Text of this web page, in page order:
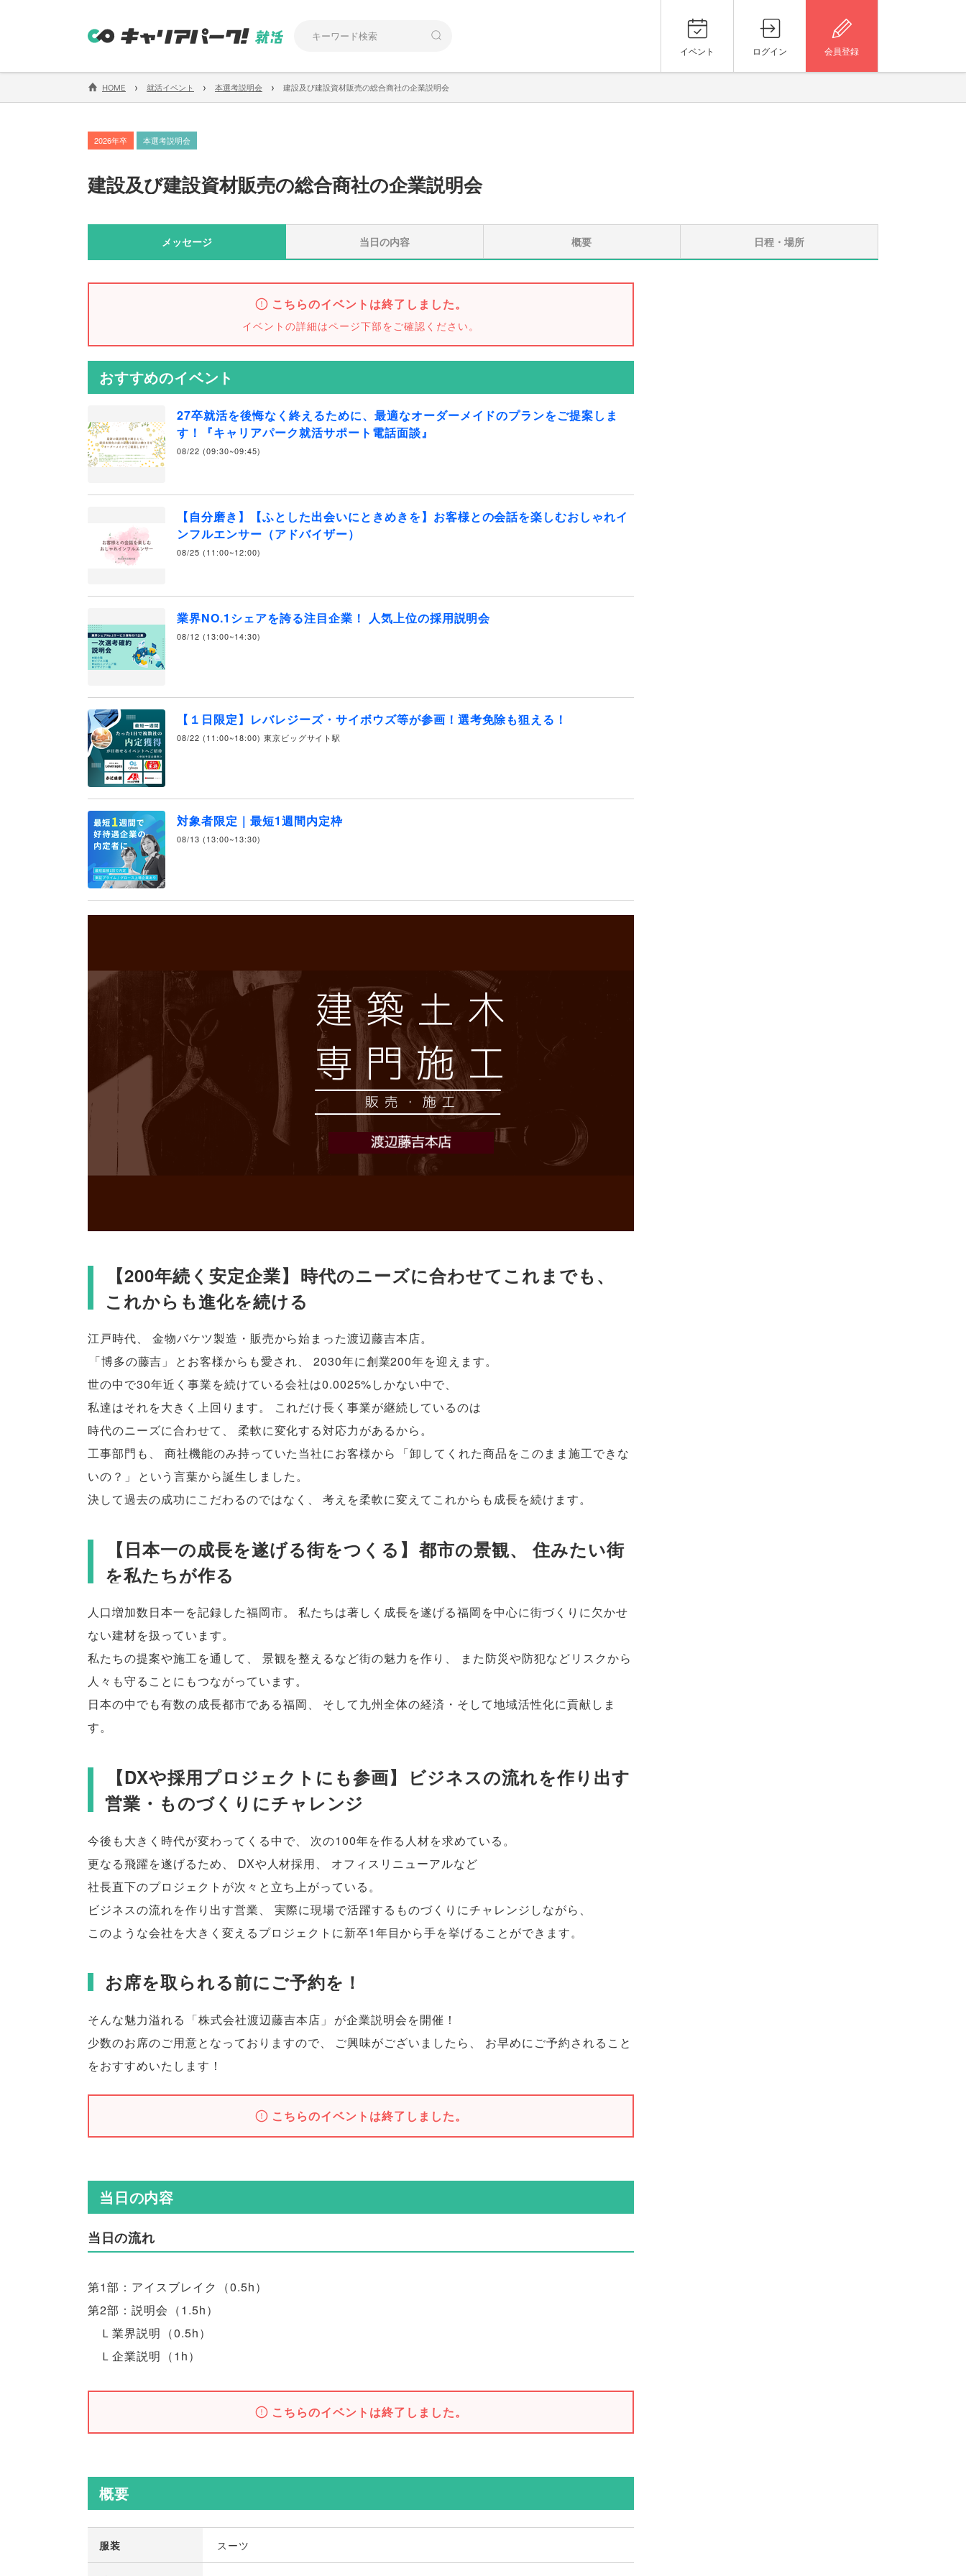
イベント ログイン 会員登録
HOME › 就活イベント › 本選考説明会 › 建設及び建設資材販売の総合商社の企業説明会
2026年卒 本選考説明会
建設及び建設資材販売の総合商社の企業説明会
メッセージ 当日の内容 概要 日程・場所
こちらのイベントは終了しました。
イベントの詳細はページ下部をご確認ください。
おすすめのイベント
27卒就活を後悔なく終えるために、最適なオーダーメイドのプランをご提案しま
す！『キャリアパーク就活サポート電話面談』
08/22 (09:30~09:45)
【自分磨き】【ふとした出会いにときめきを】お客様との会話を楽しむおしゃれイ
ンフルエンサー（アドバイザー）
08/25 (11:00~12:00)
業界NO.1シェアを誇る注目企業！ 人気上位の採用説明会
08/12 (13:00~14:30)
【１日限定】レバレジーズ・サイボウズ等が参画！選考免除も狙える！
08/22 (11:00~18:00) 東京ビッグサイト駅
対象者限定｜最短1週間内定枠
08/13 (13:00~13:30)
【200年続く安定企業】 時代のニーズに合わせてこれまでも、
これからも進化を続ける
江戸時代、 金物バケツ製造・販売から始まった渡辺藤吉本店。
「博多の藤吉 」 とお客様からも愛され、 2030年に創業200年を迎えます。
世の中で30年近く事業を続けている会社は0.0025%しかない中で、
私達はそれを大きく上回ります。
これだけ長く事業が継続しているのは
時代のニーズに合わせて 、 柔軟に変化する対応力があるから。
工事部門も 、 商社機能のみ持っていた当社にお客様から 「卸してくれた商品をこのまま施工できな
いの？ 」 という言葉から誕生しました。
決して過去の成功にこだわるのではなく 、 考えを柔軟に変えてこれからも成長を続けます。
【日本一の成長を遂げる街をつくる】 都市の景観、
住みたい街
を私たちが作る
人口増加数日本一を記録した福岡市。
私たちは著しく成長を遂げる福岡を中心に街づくりに欠かせ
ない建材を扱っています。
私たちの提案や施工を通して 、 景観を整えるなど街の魅力を作り 、
また防災や防犯などリスクから
人々も守ることにもつながっています。
日本の中でも有数の成長都市である福岡、
そして九州全体の経済・そして地域活性化に貢献しま
す。
【DXや採用プロジェクトにも参画】
ビジネスの流れを作り出す
営業・ものづくりにチャレンジ
今後も大きく時代が変わってくる中で、 次の100年を作る人材を求めている。
更なる飛躍を遂げるため、 DXや人材採用、
オフィスリニューアルなど
社長直下のプロジェクトが次々と立ち上がっている。
ビジネスの流れを作り出す営業、 実際に現場で活躍するものづくりにチャレンジしながら 、
このような会社を大きく変えるプロジェクトに新卒1年目から手を挙げることができます。
お席を取られる前にご予約を！
そんな魅力溢れる 「株式会社渡辺藤吉本店 」 が企業説明会を開催！
少数のお席のご用意となっておりますので、 ご興味がございましたら 、
お早めにご予約されること
をおすすめいたします！
こちらのイベントは終了しました。
当日の内容
当日の流れ
第1部：アイスブレイク （0.5h）
第2部：説明会 （1.5h）
Ｌ業界説明 （0.5h）
Ｌ企業説明 （1h）
こちらのイベントは終了しました。
概要
服装 スーツ